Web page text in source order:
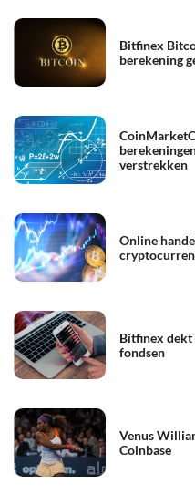
Bitfinex
berekening
verstrekken
Online
Bitfinex dekt
fondsen
Venus
Coinbase